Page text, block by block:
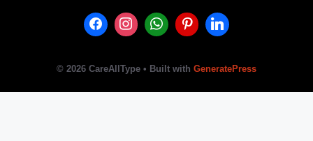
© 2026 CareAllType • Built with GeneratePress